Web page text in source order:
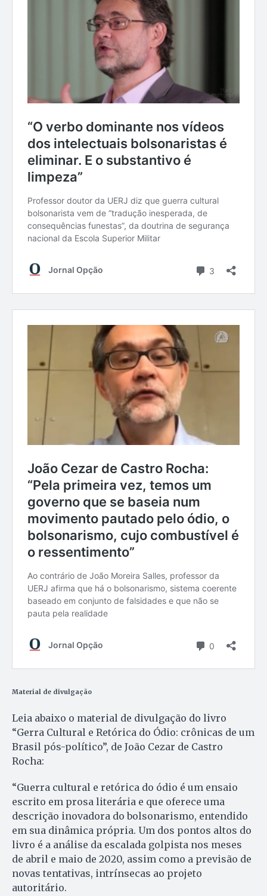
Material de divulgação
Leia abaixo o material de divulgação do livro
“Gerra Cultural e Retórica do Ódio: crônicas de um
Brasil pós-político”, de João Cezar de Castro
Rocha:
“Guerra cultural e retórica do ódio é um ensaio
escrito em prosa literária e que oferece uma
descrição inovadora do bolsonarismo, entendido
em sua dinâmica própria. Um dos pontos altos do
livro é a análise da escalada golpista nos meses
de abril e maio de 2020, assim como a previsão de
novas tentativas, intrínsecas ao projeto
autoritário.